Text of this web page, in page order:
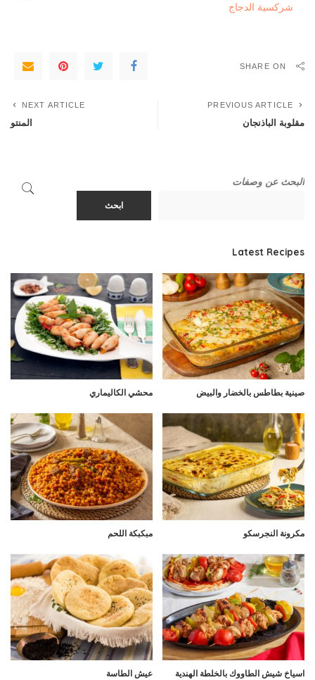
شركسية الدجاج
SHARE ON
PREVIOUS ARTICLE
مقلوبة الباذنجان
NEXT ARTICLE
المنتو
البحث عن وصفات
ابحث
Latest Recipes
صينية بطاطس بالخضار والبيض محشي الكاليماري
مكرونة النجرسكو مبكبكة اللحم
اسياخ شيش الطاووك بالخلطة الهندية عيش الطاسة